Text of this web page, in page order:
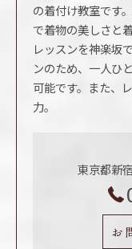
の着付け教室です
で着物の美しさと
レッスンを神楽坂
ンのため、一人ひ
可能です。また、
力。
東京都新
お